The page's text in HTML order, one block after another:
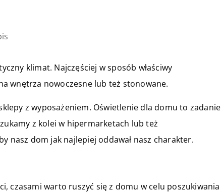
klimat. Najczęściej w sposób właściwy
wnętrza nowoczesne lub też stonowane.
z wyposażeniem. Oświetlenie dla domu to zadanie
z kolei w hipermarketach lub też
nasz dom jak najlepiej oddawał nasz charakter.
czasami warto ruszyć się z domu w celu poszukiwania